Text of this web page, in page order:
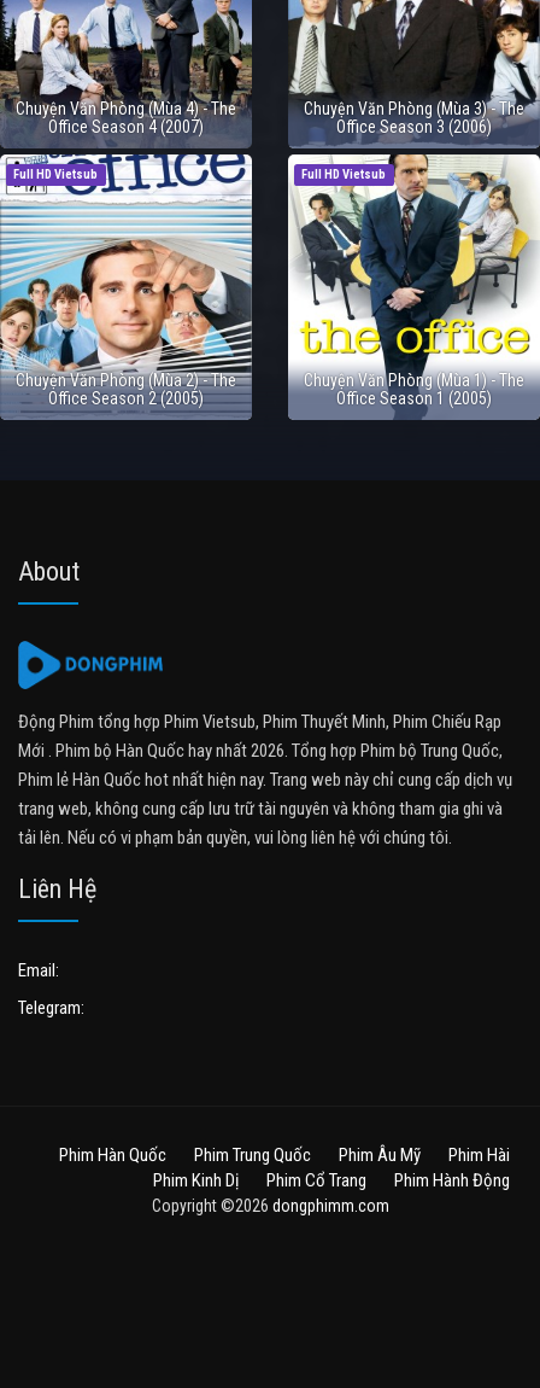
Chuyện Văn Phòng (Mùa 4) - The
Office Season 4 (2007)
Chuyện Văn Phòng (Mùa 3) - The
Office Season 3 (2006)
Full HD Vietsub
Chuyện Văn Phòng (Mùa 2) - The
Office Season 2 (2005)
Full HD Vietsub
Chuyện Văn Phòng (Mùa 1) - The
Office Season 1 (2005)
About
Động Phim tổng hợp Phim Vietsub, Phim Thuyết Minh, Phim Chiếu Rạp
Mới . Phim bộ Hàn Quốc hay nhất 2026. Tổng hợp Phim bộ Trung Quốc,
Phim lẻ Hàn Quốc hot nhất hiện nay. Trang web này chỉ cung cấp dịch vụ
trang web, không cung cấp lưu trữ tài nguyên và không tham gia ghi và
tải lên. Nếu có vi phạm bản quyền, vui lòng liên hệ với chúng tôi.
Liên Hệ
Email:
Telegram:
Phim Hàn Quốc Phim Trung Quốc Phim Âu Mỹ
Phim Hài
Phim Kinh Dị
Phim Cổ Trang Phim Hành Động
Copyright ©2026 dongphimm.com